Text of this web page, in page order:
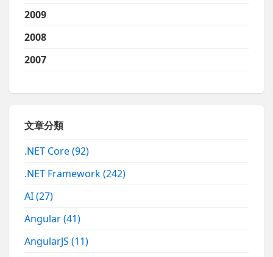
2009
2008
2007
文章分類
.NET Core(92)
.NET Framework(242)
AI(27)
Angular(41)
AngularJS(11)